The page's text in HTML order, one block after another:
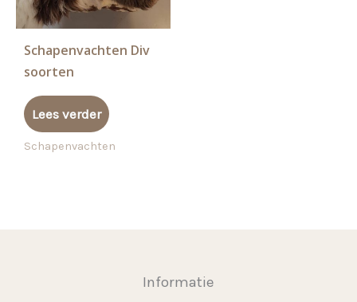
Schapenvachten Div
soorten
Lees verder
Schapenvachten
Informatie